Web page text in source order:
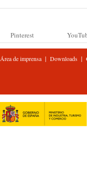
Pinterest
Área de imprensa| Downloads|